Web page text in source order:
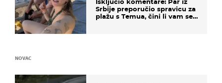
Srbije preporučio spravicu za
plažu s Temua, čini li vam se
NOVAC